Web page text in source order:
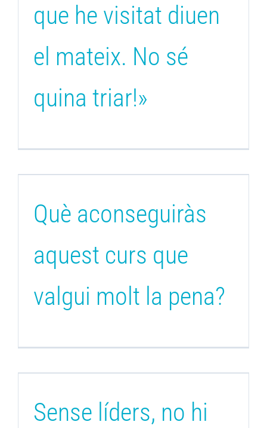
que he visitat diuen
el mateix. No sé
quina triar!»
Què aconseguiràs
aquest curs que
valgui molt la pena?
Sense líders, no hi